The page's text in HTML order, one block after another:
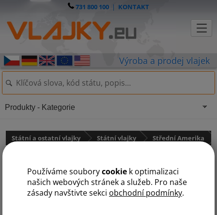
Používáme souborycookie k optimalizaci
našich webových stránek a služeb. Pro naše
zásady navštivte sekci obchodní podmínky.
731 800 100 | KONTAKT
Státní a ostatní vlajky Státní vlajky Střední Amerika
Produkty - Kategorie